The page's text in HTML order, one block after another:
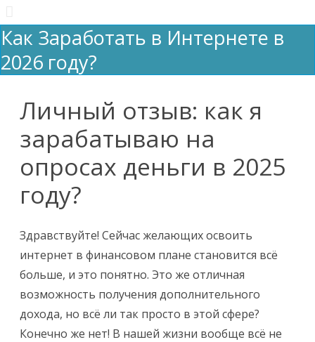
Как Заработать в Интернете в
2026 году?
Перейти
Личный отзыв: как я
зарабатываю на
опросах деньги в 2025
году?
Здравствуйте! Сейчас желающих освоить
интернет в финансовом плане становится всё
больше, и это понятно. Это же отличная
возможность получения дополнительного
дохода, но всё ли так просто в этой сфере?
Конечно же нет! В нашей жизни вообще всё не